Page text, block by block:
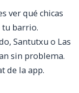
ver qué chicas
tu barrio.
Santutxu o Las
sin problema.
de la app.